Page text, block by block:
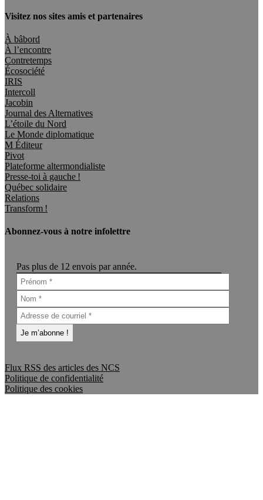
Visitez nos sites amis et partenaires
À bâbord
À l’encontre
Contretemps
Écosociété
IRIS
Intercoll
Jacobin
Journal des Alternatives
L’étoile du Nord
Le Monde diplomatique
M Éditeur
Pivot
Plateforme altermondialiste
Presse-toi à gauche !
Québec solidaire
Relations
Transform !
Abonnez-vous à notre infolettre
Pas plus de 12 envois par année.
Flux RSS des articles des NCS
Politique de confidentialité
Politique des cookies